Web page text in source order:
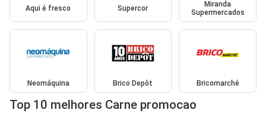
Aqui é fresco Supercor
Miranda
Supermercados
Neomáquina Brico Depôt Bricomarché
Top 10 melhores Carne promocao